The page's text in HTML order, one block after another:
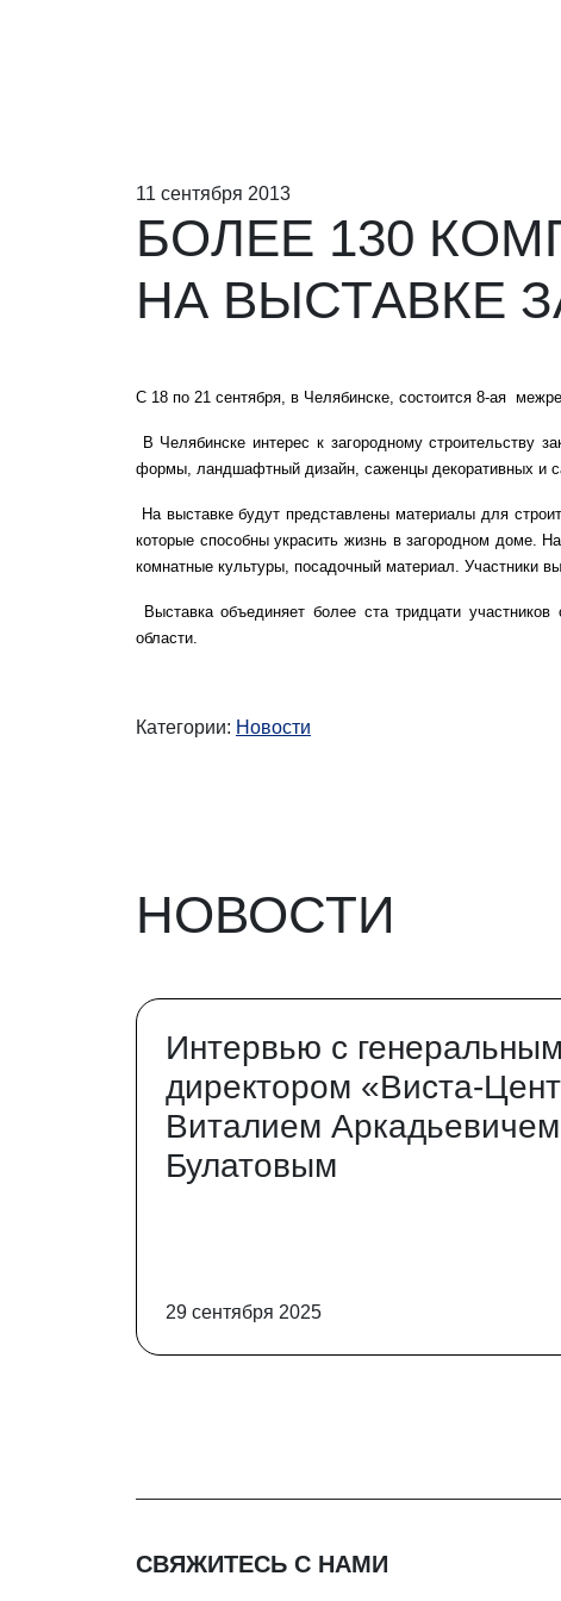
11 сентября 2013
БОЛЕЕ 130
НА ВЫСТАВКЕ
С 18 по 21 сентября, в Челябинске, состоится 8-ая
В Челябинске интерес к загородному строительству
формы, ландшафтный дизайн, саженцы декоративных и
На выставке будут представлены материалы для
которые способны украсить жизнь в загородном доме.
комнатные культуры, посадочный материал. Участники
Выставка объединяет более ста тридцати
области.
Категории: Новости
НОВОСТИ
Интервью с генеральным
директором «Виста-
Виталием Аркадьевичем
Булатовым
29 сентября 2025
СВЯЖИТЕСЬ С НАМИ